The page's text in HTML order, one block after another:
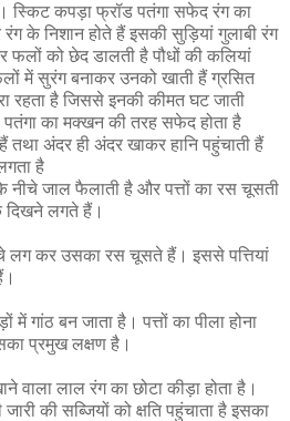
स्किट कपड़ा फ्रॉड पतंगा सफेद रंग का
के निशान होते हैं इसकी सुड़ियां गुलाबी रंग
फलों को छेद डालती है पौधों की कलियां
में सुरंग बनाकर उनको खाती हैं ग्रसित
रहता है जिससे इनकी कीमत घट जाती
का मक्खन की तरह सफेद होता है
तथा अंदर ही अंदर खाकर हानि पहुंचाती हैं
है
नीचे जाल फैलाती है और पत्तों का रस चूसती
दिखने लगते हैं।
लग कर उसका रस चूसते हैं। इससे पत्तियां
गांठ बन जाता है। पत्तों का पीला होना
प्रमुख लक्षण है।
वाला लाल रंग का छोटा कीड़ा होता है।
की सब्जियों को क्षति पहुंचाता है इसका